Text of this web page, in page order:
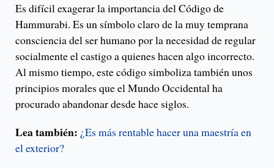
Es difícil exagerar la importancia del Código de
Hammurabi. Es un símbolo claro de la muy temprana
consciencia del ser humano por la necesidad de regular
socialmente el castigo a quienes hacen algo incorrecto.
Al mismo tiempo, este código simboliza también unos
principios morales que el Mundo Occidental ha
procurado abandonar desde hace siglos.
Lea también: ¿Es más rentable hacer una maestría en
el exterior?